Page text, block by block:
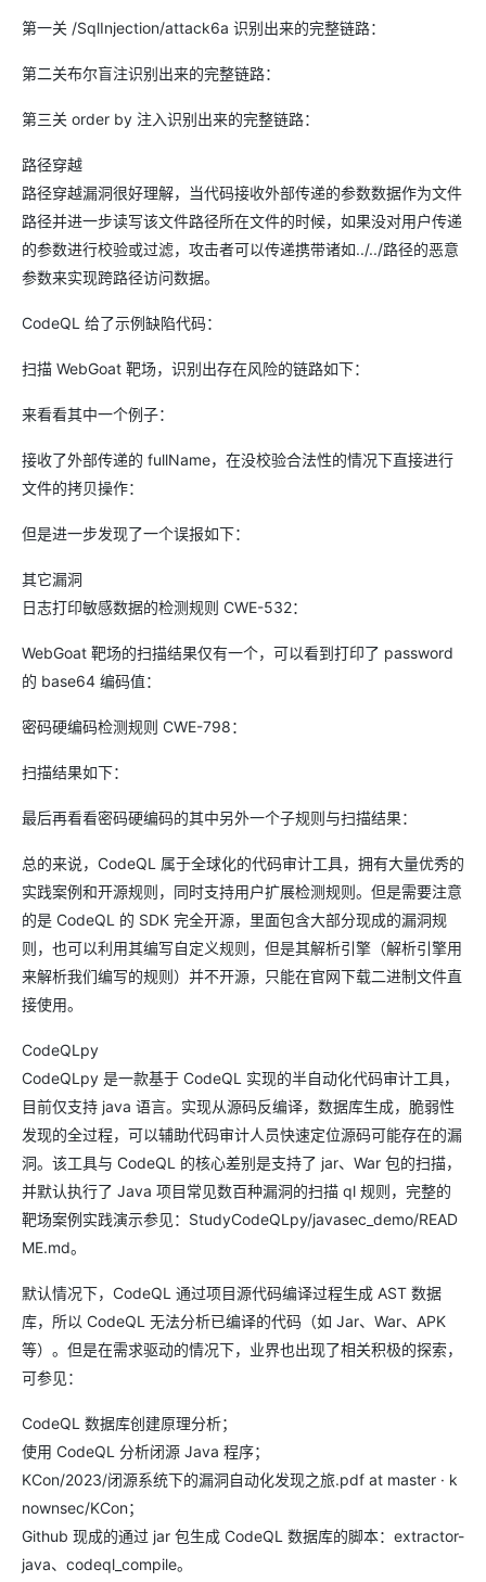
第一关 /SqlInjection/attack6a 识别出来的完整链路：
第二关布尔盲注识别出来的完整链路：
第三关 order by 注入识别出来的完整链路：
路径穿越
路径穿越漏洞很好理解，当代码接收外部传递的参数数据作为文件
路径并进一步读写该文件路径所在文件的时候，如果没对用户传递
的参数进行校验或过滤，攻击者可以传递携带诸如../../路径的恶意
参数来实现跨路径访问数据。
CodeQL 给了示例缺陷代码：
扫描 WebGoat 靶场，识别出存在风险的链路如下：
来看看其中一个例子：
接收了外部传递的 fullName，在没校验合法性的情况下直接进行
文件的拷贝操作：
但是进一步发现了一个误报如下：
其它漏洞
日志打印敏感数据的检测规则 CWE-532：
WebGoat 靶场的扫描结果仅有一个，可以看到打印了 password
的 base64 编码值：
密码硬编码检测规则 CWE-798：
扫描结果如下：
最后再看看密码硬编码的其中另外一个子规则与扫描结果：
总的来说，CodeQL 属于全球化的代码审计工具，拥有大量优秀的
实践案例和开源规则，同时支持用户扩展检测规则。但是需要注意
的是 CodeQL 的 SDK 完全开源，里面包含大部分现成的漏洞规
则，也可以利用其编写自定义规则，但是其解析引擎（解析引擎用
来解析我们编写的规则）并不开源，只能在官网下载二进制文件直
接使用。
CodeQLpy
CodeQLpy 是一款基于 CodeQL 实现的半自动化代码审计工具，
目前仅支持 java 语言。实现从源码反编译，数据库生成，脆弱性
发现的全过程，可以辅助代码审计人员快速定位源码可能存在的漏
洞。该工具与 CodeQL 的核心差别是支持了 jar、War 包的扫描，
并默认执行了 Java 项目常见数百种漏洞的扫描 ql 规则，完整的
靶场案例实践演示参见：StudyCodeQLpy/javasec_demo/READ
ME.md。
默认情况下，CodeQL 通过项目源代码编译过程生成 AST 数据
库，所以 CodeQL 无法分析已编译的代码（如 Jar、War、APK
等）。但是在需求驱动的情况下，业界也出现了相关积极的探索，
可参见：
CodeQL 数据库创建原理分析；
使用 CodeQL 分析闭源 Java 程序；
KCon/2023/闭源系统下的漏洞自动化发现之旅.pdf at master · k
nownsec/KCon；
Github 现成的通过 jar 包生成 CodeQL 数据库的脚本：extractor-
java、codeql_compile。